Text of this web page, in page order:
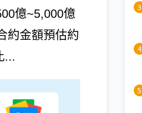
億~5,000億
約金額預估約
...